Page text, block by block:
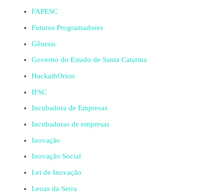
FAPESC
Futuros Programadores
Gênesis
Governo do Estado de Santa Catarina
HackathOrion
IFSC
Incubadora de Empresas
Incubadoras de empresas
Inovação
Inovação Social
Lei de Inovação
Leoas da Serra